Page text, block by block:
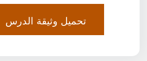
تحميل وثيقة الدرس